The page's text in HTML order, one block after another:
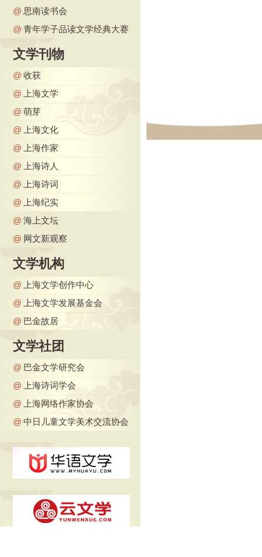
@ 思南读书会
@ 青年学子品读文学经典大赛
文学刊物
@ 收获
@
上海文学
@ 萌芽
@
上海文化
@
上海作家
@
上海诗人
@
上海诗词
@
上海纪实
@ 海上文坛
@ 网文新观察
文学机构
@
上海文学创作中心
@
上海文学发展基金会
@ 巴金故居
文学社团
@ 巴金文学研究会
@
上海诗词学会
@
上海网络作家协会
@ 中日儿童文学美术交流协会